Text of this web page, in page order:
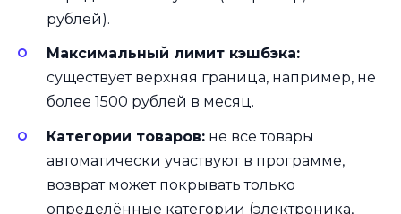
рублей).
Максимальный лимит кэшбэка:
существует верхняя граница, например, не
более 1500 рублей в месяц.
Категории товаров: не все товары
автоматически участвуют в программе,
возврат может покрывать только
определённые категории (электроника,